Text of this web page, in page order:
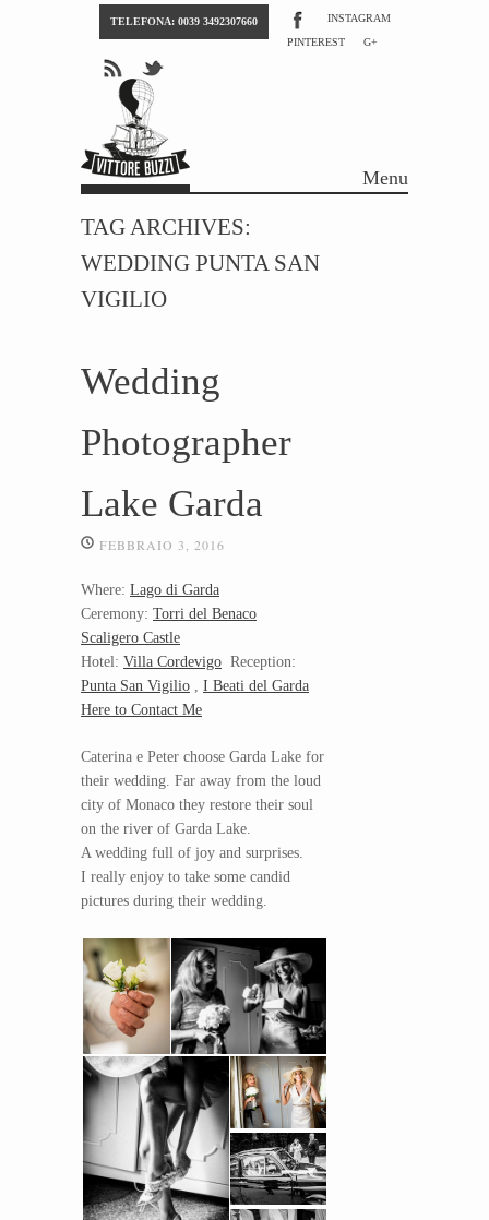
TELEFONA: 0039 3492307660
INSTAGRAM
PINTEREST
G+
Menu
TAG ARCHIVES:
WEDDING PUNTA SAN
VIGILIO
Wedding
Photographer
Lake Garda
FEBBRAIO 3, 2016
Where: Lago di Garda
Ceremony: Torri del Benaco
Scaligero Castle
Hotel: Villa Cordevigo Reception:
Punta San Vigilio , I Beati del Garda
Here to Contact Me
Caterina e Peter choose Garda Lake for
their wedding. Far away from the loud
city of Monaco they restore their soul
on the river of Garda Lake.
A wedding full of joy and surprises.
I really enjoy to take some candid
pictures during their wedding.